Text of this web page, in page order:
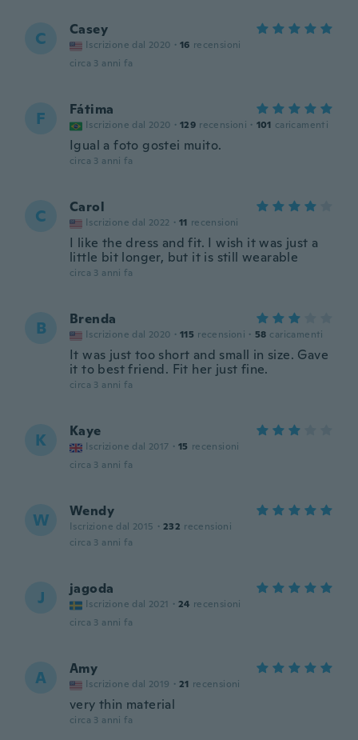
C Casey
Iscrizione dal 2020 · 16 recensioni
circa 3 anni fa
F Fátima
Iscrizione dal 2020 · 129 recensioni · 101 caricamenti
Igual a foto gostei muito.
circa 3 anni fa
C Carol
Iscrizione dal 2022 · 11 recensioni
I like the dress and fit. I wish it was just a
little bit longer, but it is still wearable
circa 3 anni fa
B Brenda
Iscrizione dal 2020 · 115 recensioni · 58 caricamenti
It was just too short and small in size. Gave
it to best friend. Fit her just fine.
circa 3 anni fa
K Kaye
Iscrizione dal 2017 · 15 recensioni
circa 3 anni fa
W Wendy
Iscrizione dal 2015 · 232 recensioni
circa 3 anni fa
J jagoda
Iscrizione dal 2021 · 24 recensioni
circa 3 anni fa
A Amy
Iscrizione dal 2019 · 21 recensioni
very thin material
circa 3 anni fa